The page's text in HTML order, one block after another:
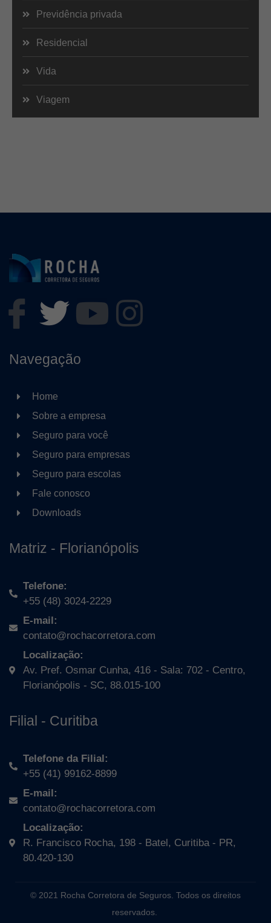
Previdência privada
Residencial
Vida
Viagem
Navegação
Home
Sobre a empresa
Seguro para você
Seguro para empresas
Seguro para escolas
Fale conosco
Downloads
Matriz - Florianópolis
Telefone:
+55 (48) 3024-2229
E-mail:
contato@rochacorretora.com
Localização:
Av. Pref. Osmar Cunha, 416 - Sala: 702 - Centro,
Florianópolis - SC, 88.015-100
Filial - Curitiba
Telefone da Filial:
+55 (41) 99162-8899
E-mail:
contato@rochacorretora.com
Localização:
R. Francisco Rocha, 198 - Batel, Curitiba - PR,
80.420-130
© 2021 Rocha Corretora de Seguros. Todos os direitos
reservados.